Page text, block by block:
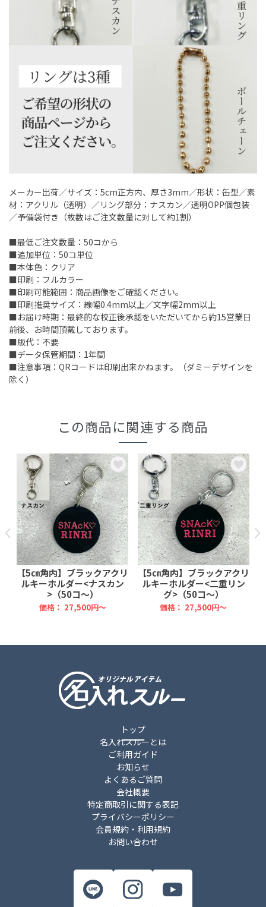
メーカー出荷／サイズ：5cm正方内、厚さ3mm／形状：缶型／素
材：アクリル（透明）／リング部分：ナスカン／透明OPP個包装
／予備袋付き（枚数はご注文数量に対して約1割）
■最低ご注文数量：50コから
■追加単位：50コ単位
■本体色：クリア
■印刷：フルカラー
■印刷可能範囲：商品画像をご確認ください。
■印刷推奨サイズ：線幅0.4mm以上／文字幅2mm以上
■お届け時期：最終的な校正後承認をいただいてから約15営業日
前後、お時間頂戴しております。
■版代：不要
■データ保管期間：1年間
■注意事項：QRコードは印刷出来かねます。（ダミーデザインを
除く）
この商品に関連する商品
【5㎝角内】ブラックアクリ
ルキーホルダー<ナスカン
>（50コ～）
価格： 27,500円～
【5㎝角内】ブラックアクリ
ルキーホルダー<二重リン
グ>（50コ～）
価格： 27,500円～
トップ
名入れスルーとは
ご利用ガイド
お知らせ
よくあるご質問
会社概要
特定商取引に関する表記
プライバシーポリシー
会員規約・利用規約
お問い合わせ